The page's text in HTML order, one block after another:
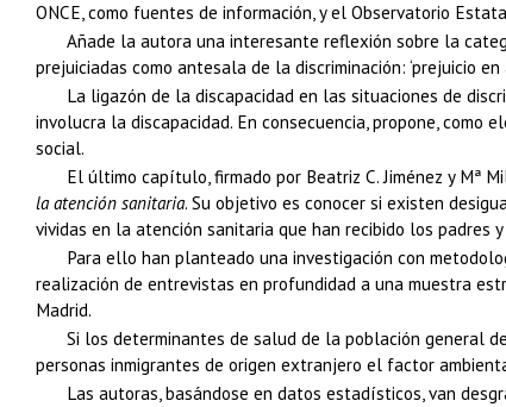
ONCE, como fuentes de información, y el Observatorio
Añade la autora una interesante reflexión sobre la
prejuiciadas como antesala de la discriminación: ‘prejuicio en
La ligazón de la discapacidad en las situaciones de
involucra la discapacidad. En consecuencia, propone,
social.
El último capítulo, firmado por Beatriz C. Jiménez y Mª
la atención sanitaria. Su objetivo es conocer si existen
vividas en la atención sanitaria que han recibido los padres
Para ello han planteado una investigación con
realización de entrevistas en profundidad a una muestra
Madrid.
Si los determinantes de salud de la población general
personas inmigrantes de origen extranjero el factor
Las autoras, basándose en datos estadísticos, van